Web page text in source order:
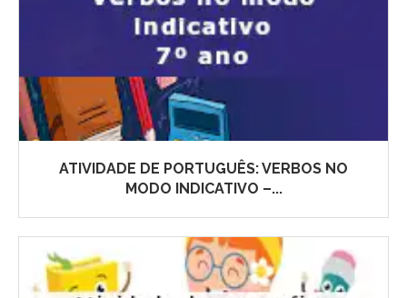
ATIVIDADE DE PORTUGUÊS: VERBOS NO
MODO INDICATIVO –...